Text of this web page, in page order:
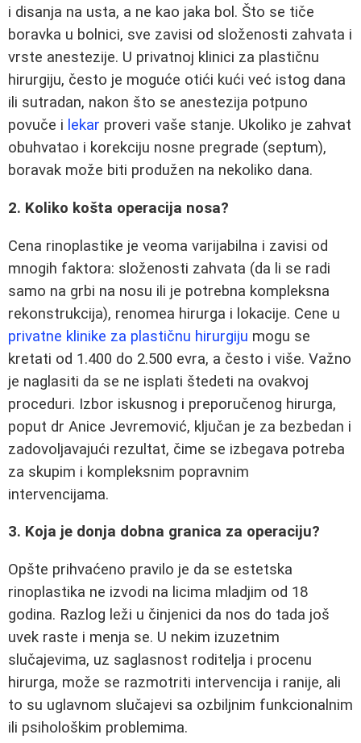
i disanja na usta, a ne kao jaka bol. Što se tiče
boravka u bolnici, sve zavisi od složenosti zahvata i
vrste anestezije. U privatnoj klinici za plastičnu
hirurgiju, često je moguće otići kući već istog dana
ili sutradan, nakon što se anestezija potpuno
povuče i lekar proveri vaše stanje. Ukoliko je zahvat
obuhvatao i korekciju nosne pregrade (septum),
boravak može biti produžen na nekoliko dana.
2. Koliko košta operacija nosa?
Cena rinoplastike je veoma varijabilna i zavisi od
mnogih faktora: složenosti zahvata (da li se radi
samo na grbi na nosu ili je potrebna kompleksna
rekonstrukcija), renomea hirurga i lokacije. Cene u
privatne klinike za plastičnu hirurgiju mogu se
kretati od 1.400 do 2.500 evra, a često i više. Važno
je naglasiti da se ne isplati štedeti na ovakvoj
proceduri. Izbor iskusnog i preporučenog hirurga,
poput dr Anice Jevremović, ključan je za bezbedan i
zadovoljavajući rezultat, čime se izbegava potreba
za skupim i kompleksnim popravnim
intervencijama.
3. Koja je donja dobna granica za operaciju?
Opšte prihvaćeno pravilo je da se estetska
rinoplastika ne izvodi na licima mladjim od 18
godina. Razlog leži u činjenici da nos do tada još
uvek raste i menja se. U nekim izuzetnim
slučajevima, uz saglasnost roditelja i procenu
hirurga, može se razmotriti intervencija i ranije, ali
to su uglavnom slučajevi sa ozbiljnim funkcionalnim
ili psihološkim problemima.